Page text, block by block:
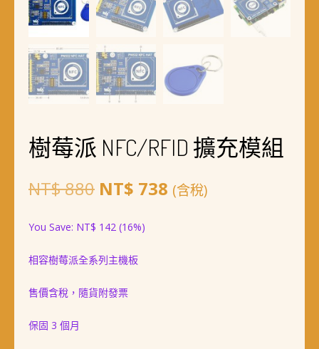
樹莓派 NFC/RFID 擴充模組
NT$880 原
格：
NT$ 880。
NT$ 738 目
(含稅)
You Save: NT$ 142 (16%)
相容樹莓派全系列主機板
售價含稅，隨貨附發票
保固 3 個月